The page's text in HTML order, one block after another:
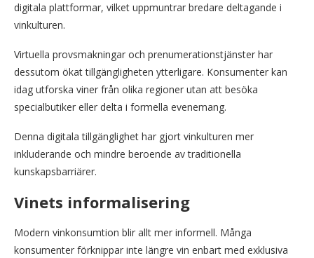
digitala plattformar, vilket uppmuntrar bredare deltagande i
vinkulturen.
Virtuella provsmakningar och prenumerationstjänster har
dessutom ökat tillgängligheten ytterligare. Konsumenter kan
idag utforska viner från olika regioner utan att besöka
specialbutiker eller delta i formella evenemang.
Denna digitala tillgänglighet har gjort vinkulturen mer
inkluderande och mindre beroende av traditionella
kunskapsbarriärer.
Vinets informalisering
Modern vinkonsumtion blir allt mer informell. Många
konsumenter förknippar inte längre vin enbart med exklusiva